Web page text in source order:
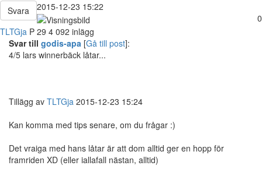
Svara
2015-12-23 15:22
0
TLTGja P 29 4 092 inlägg
Svar till godis-apa [Gå till post]:
4/5 lars winnerbäck låtar...
Tillägg av TLTGja 2015-12-23 15:24
Kan komma med tips senare, om du frågar :)
Det vraiga med hans låtar är att dom alltid ger en hopp för
framriden XD (eller iallafall nästan, alltid)